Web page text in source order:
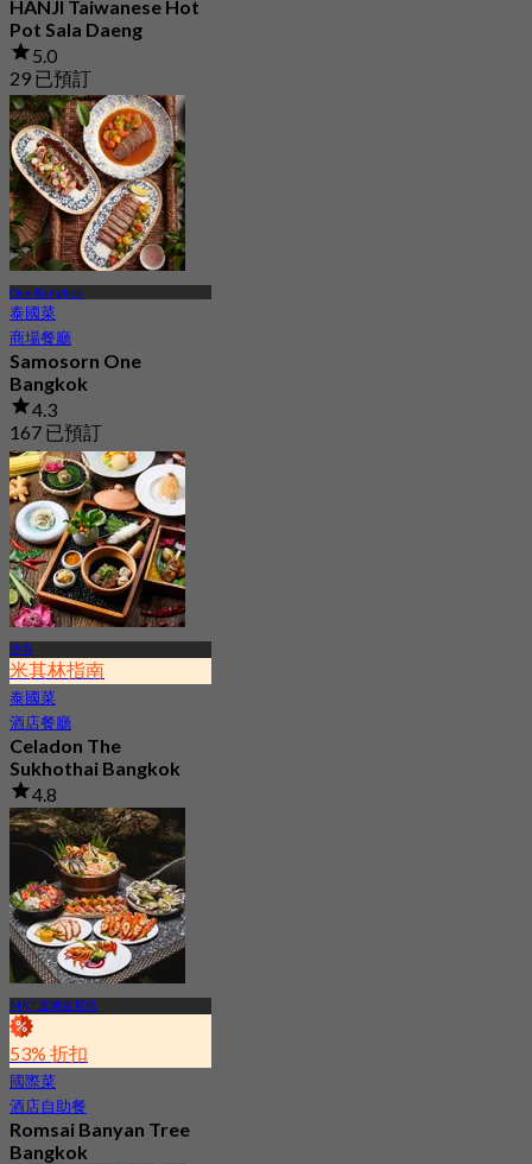
HANJI Taiwanese Hot
Pot Sala Daeng
5.0
29 已預訂
起฿ 812.5
One Bangkok
泰國菜
商場餐廳
Samosorn One
Bangkok
4.3
167 已預訂
起฿ 1,260
沙吞
米其林指南
泰國菜
酒店餐廳
Celadon The
Sukhothai Bangkok
4.8
1.1K 已預訂
起฿ 1,600
MRT 盧姆皮尼站
53% 折扣
國際菜
酒店自助餐
Romsai Banyan Tree
Bangkok